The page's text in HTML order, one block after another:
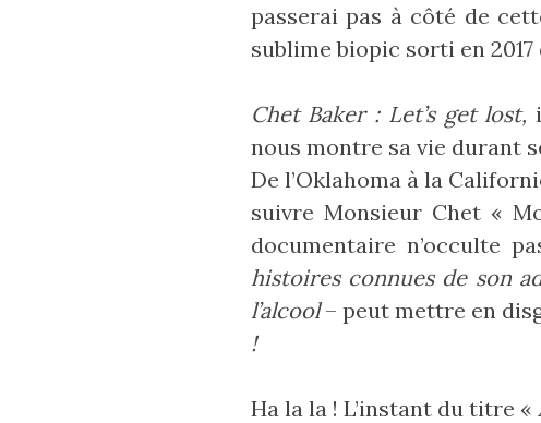
passerai pas à côté de
sublime biopic sorti en
Chet Baker : Let’s get lost,
nous montre sa vie durant
De l’Oklahoma à la
suivre Monsieur Chet «
documentaire n’occulte
histoires connues de son
l’alcool– peut mettre en
!
Ha la la ! L’instant du titre «